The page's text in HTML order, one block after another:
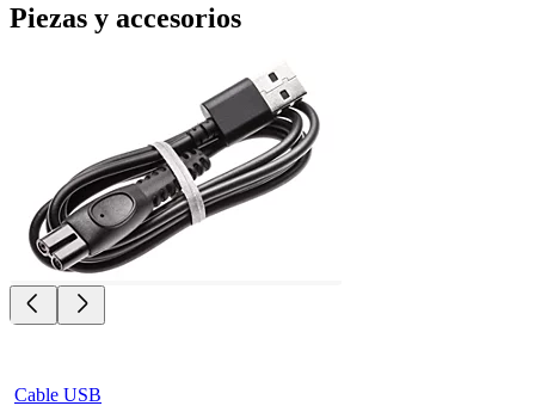
Piezas y accesorios
Cable USB